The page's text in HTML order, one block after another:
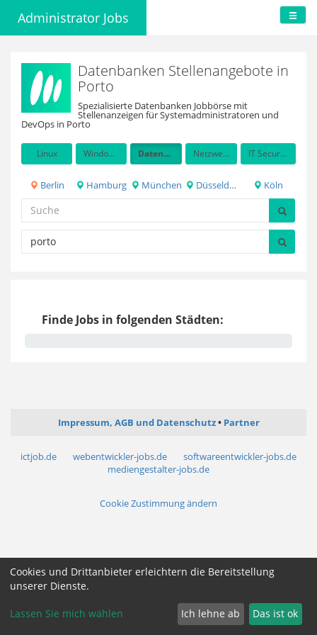
Administrator Jobs
Datenbanken Stellenangebote in
Porto
Spezialisierte Datenbanken Jobbörse mit
Stellenanzeigen für Systemadministratoren und
DevOps in Porto
Linux Windows Server Datenbanken Netzwerkadministration IT Security / Auditing
Berlin Hamburg München Düsseldorf Köln
Finde Jobs in folgenden Städten:
Impressum, AGB und Datenschutz Partner
ictjob.de webentwickler-jobs.de
softwareentwickler-jobs.de
mediengestalter-jobs.de
Cookie Zustimmung ändern
Cookies und Drittanbieter erleichtern die Bereitstellung
unserer Dienste.
Lassen Sie mich wählen Ich lehne ab Das ist ok